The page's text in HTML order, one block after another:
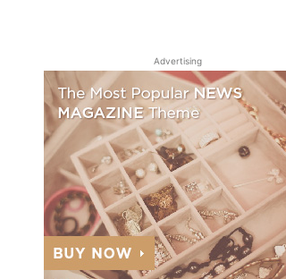
Advertising